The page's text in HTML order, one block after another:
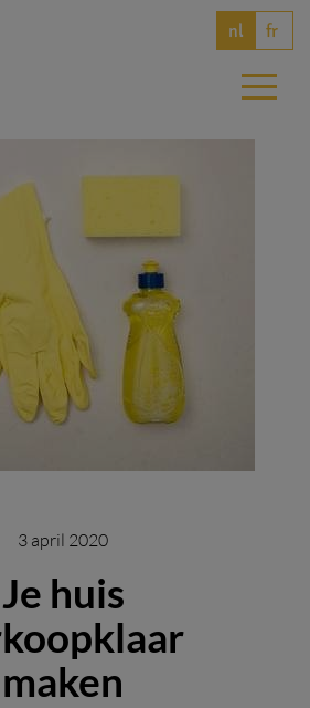
nl fr
3 april 2020
Je huis
maken